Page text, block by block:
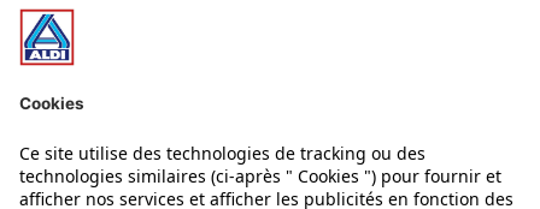
Nos bons plans
Nos rayons
Nos marques
Nos astuces
Évènements